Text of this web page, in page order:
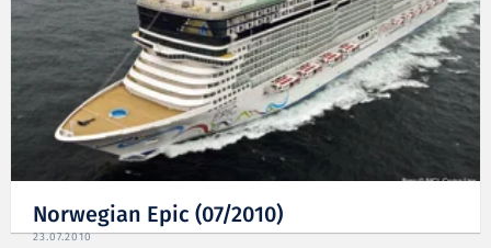
Norwegian Epic (07/2010)
23.07.2010